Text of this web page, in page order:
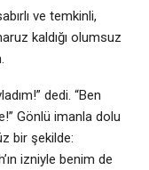
ve temkinli,
kaldığı olumsuz
dedi. “Ben
Gönlü imanla dolu
bir şekilde:
izniyle benim de